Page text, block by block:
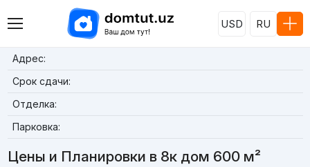
USD RU
Адрес:
Срок сдачи:
Отделка:
Парковка:
Цены и Планировки в 8к дом 600 м²